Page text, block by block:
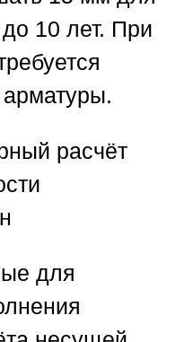
10 лет. При
расчёт
для